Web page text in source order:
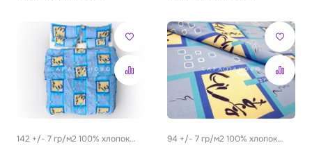
142 +/- 7 гр/м2 100% хлопок 94 +/- 7 гр/м2 100% хлопок